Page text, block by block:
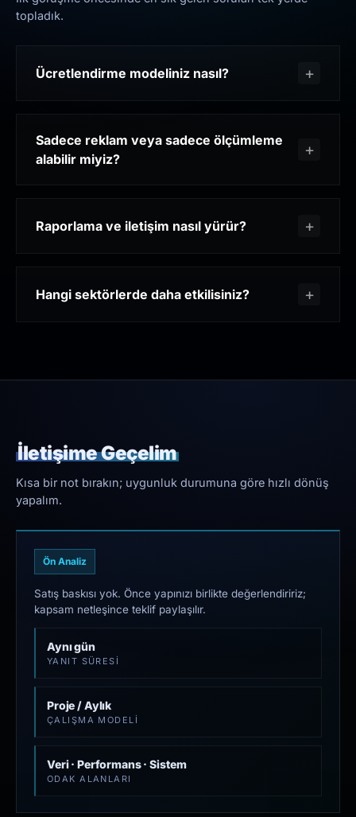
topladık.
Ücretlendirme modeliniz nasıl?
Sadece reklam veya sadece ölçümleme
alabilir miyiz?
Raporlama ve iletişim nasıl yürür?
Hangi sektörlerde daha etkilisiniz?
İletişime Geçelim
Kısa bir not bırakın; uygunluk durumuna göre hızlı dönüş
yapalım.
Ön Analiz
Satış baskısı yok. Önce yapınızı birlikte değerlendiririz;
kapsam netleşince teklif paylaşılır.
Aynı gün
YANIT SÜRESI
Proje / Aylık
ÇALIŞMA MODELI
Veri · Performans · Sistem
ODAK ALANLARI